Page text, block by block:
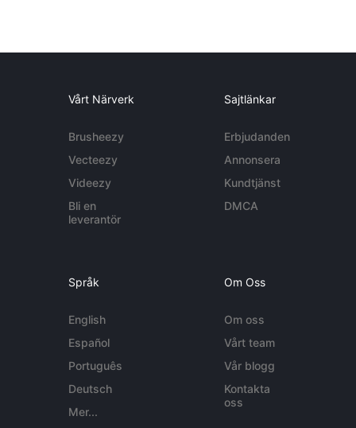
Vårt Närverk
Brusheezy
Vecteezy
Videezy
Bli en
leverantör
Sajtlänkar
Erbjudanden
Annonsera
Kundtjänst
DMCA
Språk
English
Español
Português
Deutsch
Mer...
Om Oss
Om oss
Vårt team
Vår blogg
Kontakta
oss